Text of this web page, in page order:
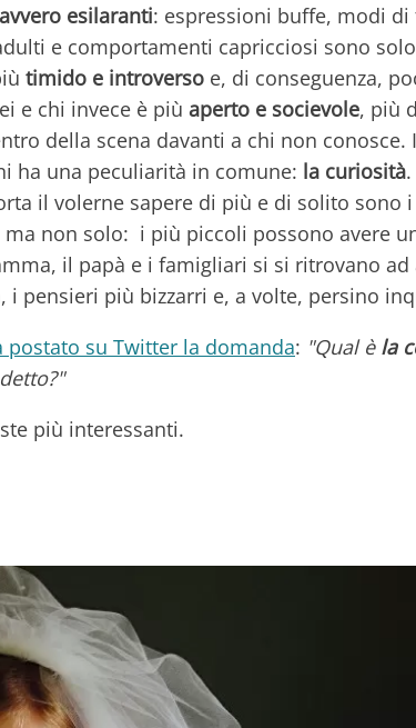
esilaranti: espressioni buffe, modi
e comportamenti capricciosi sono
timido e introverso e, di conseguenza,
e chi invece è più aperto e socievole, più
della scena davanti a chi non conosce.
ha una peculiarità in comune: la curiosità
il volerne sapere di più e di solito sono
non solo: i più piccoli possono avere
il papà e i famigliari si si ritrovano
i pensieri più bizzarri e, a volte, persino
postato su Twitter la domanda: "Qual è la
più interessanti.